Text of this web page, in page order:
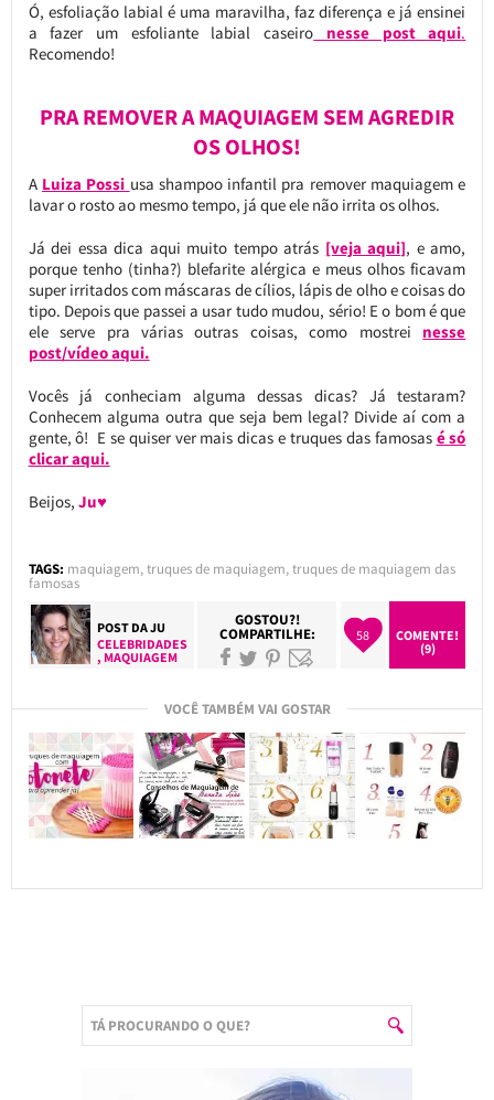
Ó, esfoliação labial é uma maravilha, faz diferença e já ensinei
a fazer um esfoliante labial caseiro
nesse post aqui.
Recomendo!
PRA REMOVER A MAQUIAGEM SEM AGREDIR
OS OLHOS!
A Luiza Possi usa shampoo infantil pra remover maquiagem e
lavar o rosto ao mesmo tempo, já que ele não irrita os olhos.
Já dei essa dica aqui muito tempo atrás [veja aqui], e amo,
porque tenho (tinha?) blefarite alérgica e meus olhos ficavam
super irritados com máscaras de cílios, lápis de olho e coisas do
tipo. Depois que passei a usar tudo mudou, sério! E o bom é que
ele serve pra várias outras coisas, como mostrei nesse
post/vídeo aqui.
Vocês já conheciam alguma dessas dicas? Já testaram?
Conhecem alguma outra que seja bem legal? Divide aí com a
gente, ô! E se quiser ver mais dicas e truques das famosas é só
clicar aqui.
Beijos, Ju♥
TAGS: maquiagem,truques de maquiagem,truques de maquiagem das
famosas
POST DAJU
CELEBRIDADES
, MAQUIAGEM
GOSTOU?!
COMPARTILHE: 58
COMENTE!
(9)
VOCÊ TAMBÉM VAI GOSTAR